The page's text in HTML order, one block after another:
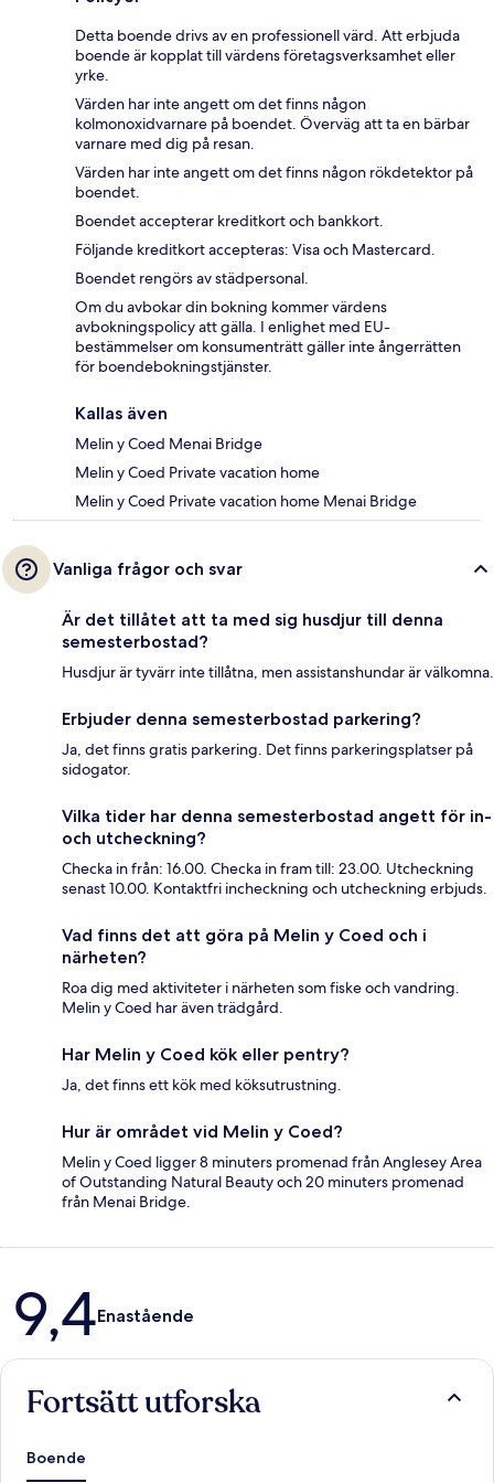
Detta boende drivs av en professionell värd. Att erbjuda
boende är kopplat till värdens företagsverksamhet eller
yrke.
Värden har inte angett om det finns någon
kolmonoxidvarnare på boendet. Överväg att ta en bärbar
varnare med dig på resan.
Värden har inte angett om det finns någon rökdetektor på
boendet.
Boendet accepterar kreditkort och bankkort.
Följande kreditkort accepteras: Visa och Mastercard.
Boendet rengörs av städpersonal.
Om du avbokar din bokning kommer värdens
avbokningspolicy att gälla. I enlighet med EU-
bestämmelser om konsumenträtt gäller inte ångerrätten
för boendebokningstjänster.
Kallas även
Melin y Coed Menai Bridge
Melin y Coed Private vacation home
Melin y Coed Private vacation home Menai Bridge
Vanliga frågor och svar
Är det tillåtet att ta med sig husdjur till denna
semesterbostad?
Husdjur är tyvärr inte tillåtna, men assistanshundar är välkomna.
Erbjuder denna semesterbostad parkering?
Ja, det finns gratis parkering. Det finns parkeringsplatser på
sidogator.
Vilka tider har denna semesterbostad angett för in-
och utcheckning?
Checka in från: 16.00. Checka in fram till: 23.00. Utcheckning
senast 10.00. Kontaktfri incheckning och utcheckning erbjuds.
Vad finns det att göra på Melin y Coed och i
närheten?
Roa dig med aktiviteter i närheten som fiske och vandring.
Melin y Coed har även trädgård.
Har Melin y Coed kök eller pentry?
Ja, det finns ett kök med köksutrustning.
Hur är området vid Melin y Coed?
Melin y Coed ligger 8 minuters promenad från Anglesey Area
of Outstanding Natural Beauty och 20 minuters promenad
från Menai Bridge.
Recensioner
9,4Enastående
Fortsätt utforska
Boende